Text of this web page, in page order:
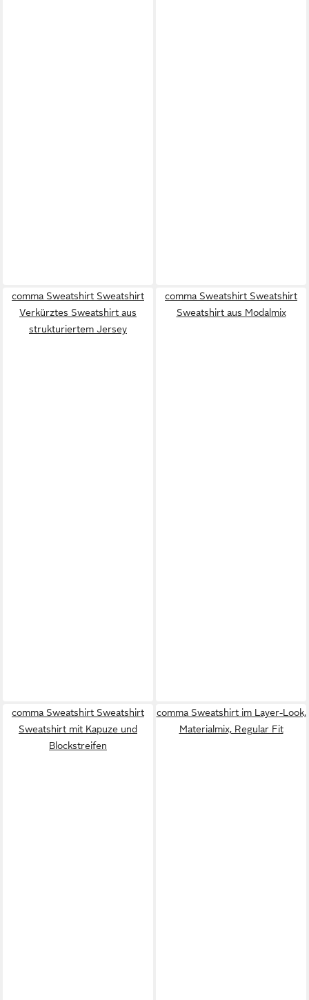
comma Sweatshirt Sweatshirt
Verkürztes Sweatshirt aus
strukturiertem Jersey
comma Sweatshirt Sweatshirt
Sweatshirt aus Modalmix
comma Sweatshirt Sweatshirt
Sweatshirt mit Kapuze und
Blockstreifen
comma Sweatshirt im Layer-Look,
Materialmix, Regular Fit